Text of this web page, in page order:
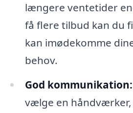
længere ventetider
få flere tilbud kan du
kan imødekomme
behov.
God kommunikation:
vælge en